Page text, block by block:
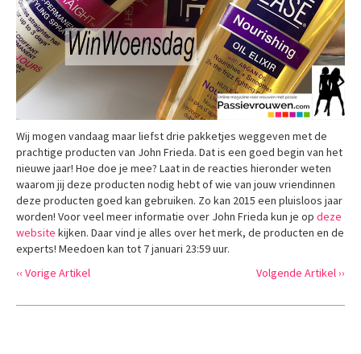
Wij mogen vandaag maar liefst drie pakketjes weggeven met de
prachtige producten van John Frieda. Dat is een goed begin van het
nieuwe jaar! Hoe doe je mee? Laat in de reacties hieronder weten
waarom jij deze producten nodig hebt of wie van jouw vriendinnen
deze producten goed kan gebruiken. Zo kan 2015 een pluisloos jaar
worden! Voor veel meer informatie over John Frieda kun je op deze
website kijken. Daar vind je alles over het merk, de producten en de
experts! Meedoen kan tot 7 januari 23:59 uur.
‹‹ Vorige Artikel
Volgende Artikel ››